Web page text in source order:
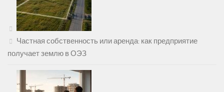
Частная собственность или аренда: как предприятие
получает землю в ОЭЗ